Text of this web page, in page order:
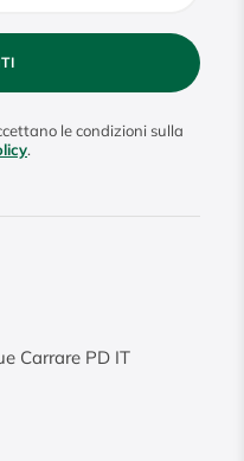
le condizioni sulla
.
Carrare PD IT